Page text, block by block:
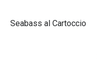
Seabass al Cartoccio